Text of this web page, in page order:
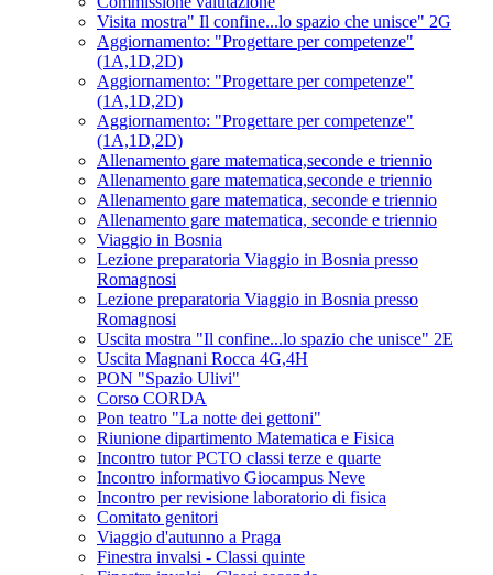
Visita mostra" Il confine...lo spazio che unisce" 2G
Aggiornamento: "Progettare per competenze"
(1A,1D,2D)
Aggiornamento: "Progettare per competenze"
(1A,1D,2D)
Aggiornamento: "Progettare per competenze"
(1A,1D,2D)
Allenamento gare matematica,seconde e triennio
Allenamento gare matematica,seconde e triennio
Allenamento gare matematica, seconde e triennio
Allenamento gare matematica, seconde e triennio
Viaggio in Bosnia
Lezione preparatoria Viaggio in Bosnia presso
Romagnosi
Lezione preparatoria Viaggio in Bosnia presso
Romagnosi
Uscita mostra "Il confine...lo spazio che unisce" 2E
Uscita Magnani Rocca 4G,4H
PON "Spazio Ulivi"
Corso CORDA
Pon teatro "La notte dei gettoni"
Riunione dipartimento Matematica e Fisica
Incontro tutor PCTO classi terze e quarte
Incontro informativo Giocampus Neve
Incontro per revisione laboratorio di fisica
Comitato genitori
Viaggio d'autunno a Praga
Finestra invalsi - Classi quinte